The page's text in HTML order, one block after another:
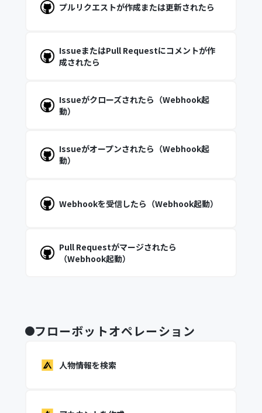
プルリクエストが作成または更新されたら
IssueまたはPull Requestにコメントが作
成されたら
Issueがクローズされたら（Webhook起
動）
Issueがオープンされたら（Webhook起
動）
Webhookを受信したら（Webhook起動）
Pull Requestがマージされたら
（Webhook起動）
フローボットオペレーション
人物情報を検索